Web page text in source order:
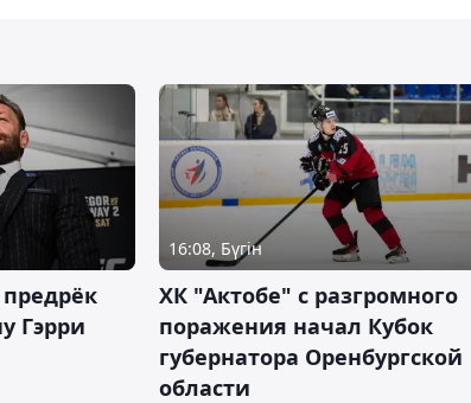
Гэрри
16:08, Бүгін
ХК "Актобе" с разгромного
поражения начал Кубок
губернатора Оренбургской
области